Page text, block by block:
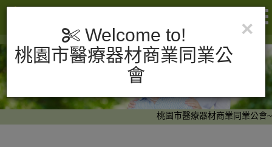
桃園市醫療器材商業同業公會
×
Welcome to!
桃園市醫療器材商業同業公
會